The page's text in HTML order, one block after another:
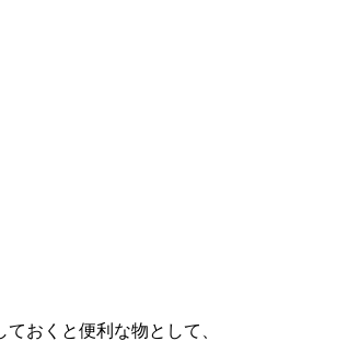
おくと便利な物として、